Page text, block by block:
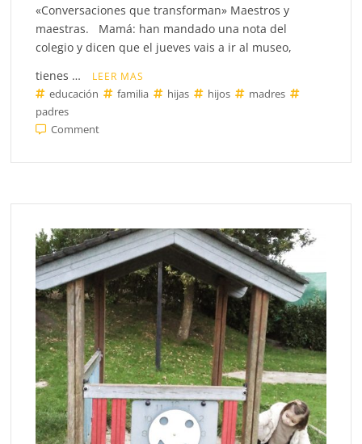
«Conversaciones que transforman» Maestros y
maestras. Mamá: han mandado una nota del
colegio y dicen que el jueves vais a ir al museo,
tienes …
LEER MAS
educación familia hijas hijos
madres
padres
Commenton
que